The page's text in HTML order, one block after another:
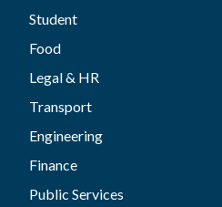
Student
Food
Legal & HR
Transport
Engineering
Finance
Public Services